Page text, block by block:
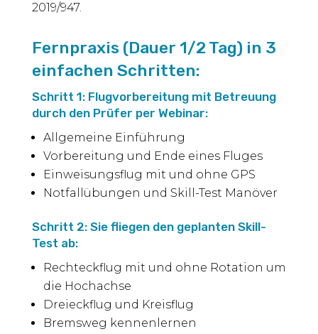
2019/947.
Fernpraxis (Dauer 1/2 Tag) in 3
einfachen Schritten:
Schritt 1: Flugvorbereitung mit Betreuung
durch den Prüfer per Webinar:
Allgemeine Einführung
Vorbereitung und Ende eines Fluges
Einweisungsflug mit und ohne GPS
Notfallübungen und Skill-Test Manöver
Schritt 2: Sie fliegen den geplanten Skill-
Test ab:
Rechteckflug mit und ohne Rotation um
die Hochachse
Dreieckflug und Kreisflug
Bremsweg kennenlernen